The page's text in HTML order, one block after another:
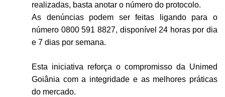
realizadas, basta anotar o número do protocolo.
As denúncias podem ser feitas
ligando para o
número 0800 591 8827, disponível 24 horas por dia
e 7 dias por semana.
Esta iniciativa reforça o compromisso da Unimed
Goiânia com a integridade e as melhores práticas
do mercado.